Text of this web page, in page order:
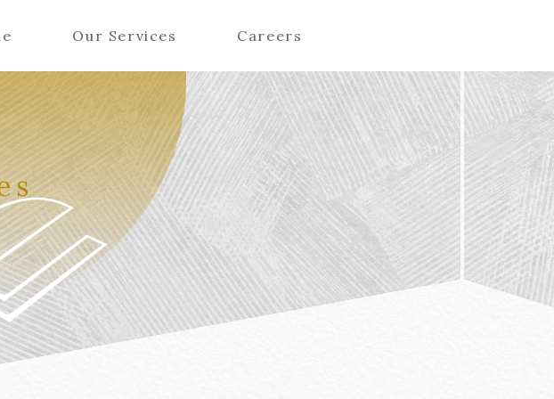
Our Services Careers